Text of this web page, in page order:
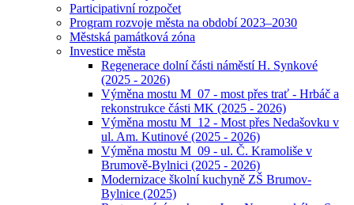
Participativní rozpočet
Program rozvoje města na období 2023–2030
Městská památková zóna
Investice města
Regenerace dolní části náměstí H. Synkové
(2025 - 2026)
Výměna mostu M_07 - most přes trať - Hrbáč a
rekonstrukce části MK (2025 - 2026)
Výměna mostu M_12 - Most přes Nedašovku v
ul. Am. Kutinové (2025 - 2026)
Výměna mostu M_09 - ul. Č. Kramoliše v
Brumově-Bylnici (2025 - 2026)
Modernizace školní kuchyně ZŠ Brumov-
Bylnice (2025)